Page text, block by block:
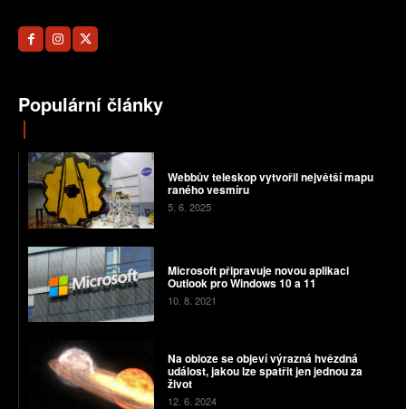
Populární články
Webbův teleskop vytvořil největší mapu
raného vesmíru
5. 6. 2025
Microsoft připravuje novou aplikaci
Outlook pro Windows 10 a 11
10. 8. 2021
Na obloze se objeví výrazná hvězdná
událost, jakou lze spatřit jen jednou za
život
12. 6. 2024